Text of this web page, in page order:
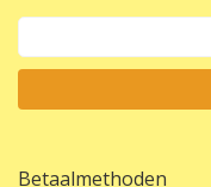
Betaalmethoden